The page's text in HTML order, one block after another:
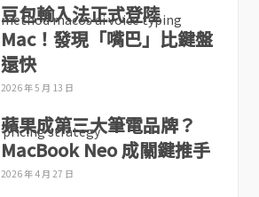
豆包輸入法正式登陸
Mac！發現「嘴巴」比鍵盤
還快
2026 年 5 月 13 日
蘋果成第三大筆電品牌？
MacBook Neo 成關鍵推手
2026 年 4 月 27 日